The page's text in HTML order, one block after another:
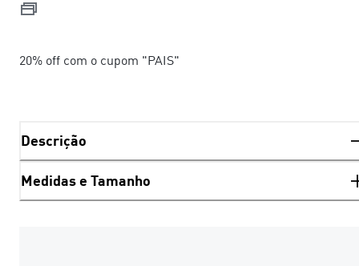
20% off com o cupom "PAIS"
Descrição
Medidas e Tamanho